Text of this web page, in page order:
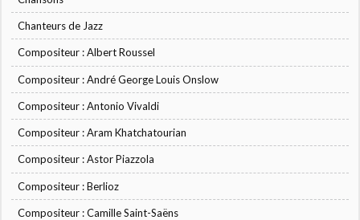
Chanteurs de Jazz
Compositeur : Albert Roussel
Compositeur : André George Louis Onslow
Compositeur : Antonio Vivaldi
Compositeur : Aram Khatchatourian
Compositeur : Astor Piazzola
Compositeur : Berlioz
Compositeur : Camille Saint-Saëns